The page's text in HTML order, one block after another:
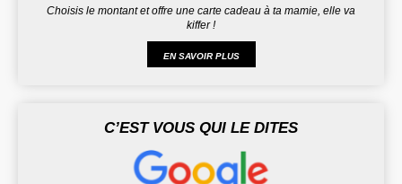
Choisis le montant et offre une carte cadeau à ta mamie, elle va
kiffer !
EN SAVOIR PLUS
C’EST VOUS QUI LE DITES